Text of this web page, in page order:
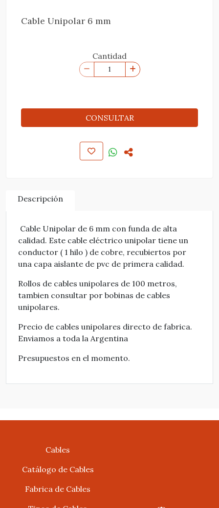
Cable Unipolar 6 mm
Cantidad
CONSULTAR
Descripción
Cable Unipolar de 6 mm con funda de alta
calidad. Este cable eléctrico unipolar tiene un
conductor ( 1 hilo ) de cobre, recubiertos por
una capa aislante de pvc de primera calidad.
Rollos de cables unipolares de 100 metros,
tambien consultar por bobinas de cables
unipolares.
Precio de cables unipolares directo de fabrica.
Enviamos a toda la Argentina
Presupuestos en el momento.
Cables
Catálogo de Cables
Fabrica de Cables